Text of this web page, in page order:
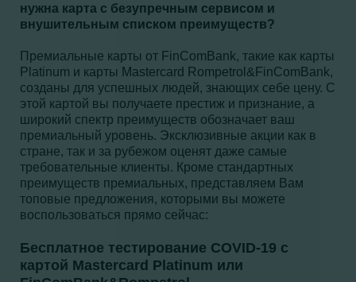
нужна карта с безупречным сервисом и
внушительным списком преимуществ?
Премиальные карты от FinComBank, такие как карты
Platinum и карты Mastercard Rompetrol&FinComBank,
созданы для успешных людей, знающих себе цену. С
этой картой вы получаете престиж и признание, а
широкий спектр преимуществ обозначает ваш
премиальный уровень. Эксклюзивные акции как в
стране, так и за рубежом оценят даже самые
требовательные клиенты. Кроме стандартных
преимуществ премиальных, представляем Вам
топовые предложения, которыми вы можете
воспользоваться прямо сейчас:
Бесплатное тестирование COVID-19 с
картой Mastercard Platinum или